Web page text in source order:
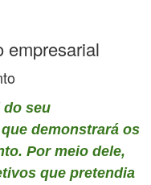
empresarial
do seu
demonstrará os
Por meio dele,
que pretendia